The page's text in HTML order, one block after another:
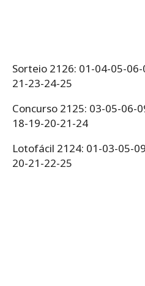
Sorteio 2126: 01-04-05-
21-23-24-25
Concurso 2125: 03-05-06-
18-19-20-21-24
Lotofácil 2124: 01-03-05-
20-21-22-25